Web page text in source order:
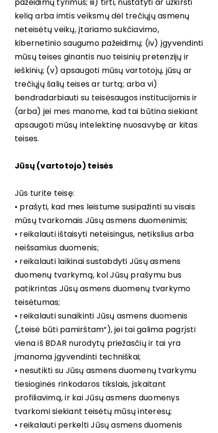
kelią arba imtis veiksmų dėl trečiųjų asmenų
neteisėtų veikų, įtariamo sukčiavimo,
kibernetinio saugumo pažeidimų; (iv) įgyvendinti
mūsų teises ginantis nuo teisinių pretenzijų ir
ieškinių; (v) apsaugoti mūsų vartotojų, jūsų ar
trečiųjų šalių teises ar turtą; arba vi)
bendradarbiauti su teisėsaugos institucijomis ir
(arba) jei mes manome, kad tai būtina siekiant
apsaugoti mūsų intelektinę nuosavybę ar kitas
teises.
Jūsų (vartotojo) teisės
Jūs turite teisę:
• prašyti, kad mes leistume susipažinti su visais
mūsų tvarkomais Jūsų asmens duomenimis;
• reikalauti ištaisyti neteisingus, netikslius arba
neišsamius duomenis;
• reikalauti laikinai sustabdyti Jūsų asmens
duomenų tvarkymą, kol Jūsų prašymu bus
patikrintas Jūsų asmens duomenų tvarkymo
teisėtumas;
• reikalauti sunaikinti Jūsų asmens duomenis
(„teisė būti pamirštam“), jei tai galima pagrįsti
viena iš BDAR nurodytų priežasčių ir tai yra
įmanoma įgyvendinti techniškai;
• nesutikti su Jūsų asmens duomenų tvarkymu
tiesioginės rinkodaros tikslais, įskaitant
profiliavimą, ir kai Jūsų asmens duomenys
tvarkomi siekiant teisėtų mūsų interesų;
• reikalauti perkelti Jūsų asmens duomenis